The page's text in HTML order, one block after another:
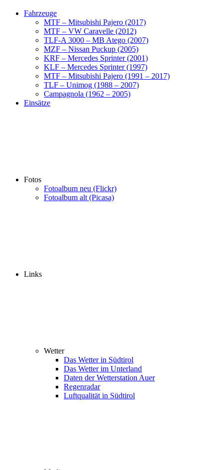
Fahrzeuge
MTF – Mitsubishi Pajero (2017)
MTF – VW Caravelle (2012)
TLF-A 3000 – MB Atego (2007)
MZF – Nissan Puckup (2005)
KRF – Mercedes Sprinter (2001)
KLF – Mercedes Sprinter (1997)
MTF – Mitsubishi Pajero (1991 – 2017)
TLF – Unimog (1988 – 2007)
Campagnola (1962 – 2005)
Einsätze
Fotos
Fotoalbum neu (Flickr)
Fotoalbum alt (Picasa)
Links
Wetter
Das Wetter in Südtirol
Das Wetter im Unterland
Daten der Wetterstation Auer
Regenradar
Luftqualität in Südtirol